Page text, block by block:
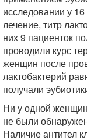
исследовании у
лечение, титр
них 9 пациенток
проводили курс
женщин после
лактобактерий
получали
Ни у одной
не были
Наличие антител